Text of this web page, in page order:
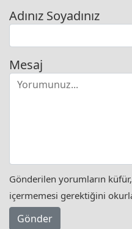
Adınız Soyadınız
Mesaj
Gönderilen yorumların
içermemesi gerektiğini
Gönder